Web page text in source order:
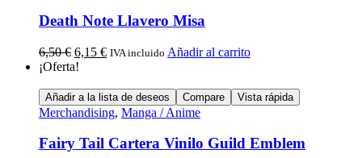
Death Note Llavero Misa
6,50€ 6,15 € IVA incluido Añadir al carrito
¡Oferta!
Añadir a la lista de deseos Compare Vista rápida
Merchandising, Manga / Anime
Fairy Tail Cartera Vinilo Guild Emblem